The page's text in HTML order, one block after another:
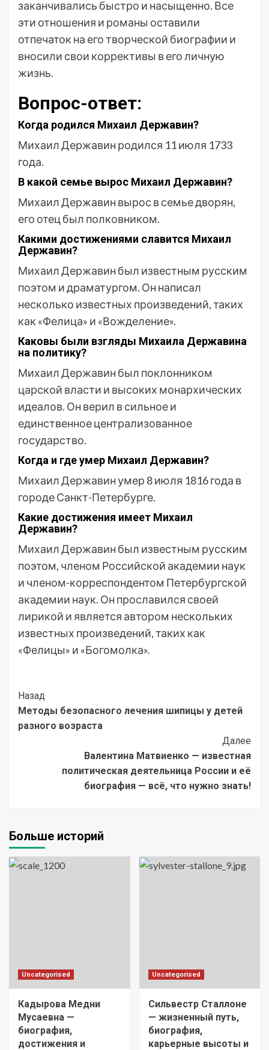
заканчивались быстро и насыщенно. Все
эти отношения и романы оставили
отпечаток на его творческой биографии и
вносили свои коррективы в его личную
жизнь.
Вопрос-ответ:
Когда родился Михаил Державин?
Михаил Державин родился 11 июля 1733
года.
В какой семье вырос Михаил Державин?
Михаил Державин вырос в семье дворян,
его отец был полковником.
Какими достижениями славится Михаил
Державин?
Михаил Державин был известным русским
поэтом и драматургом. Он написал
несколько известных произведений, таких
как «Фелица» и «Вожделение».
Каковы были взгляды Михаила Державина
на политику?
Михаил Державин был поклонником
царской власти и высоких монархических
идеалов. Он верил в сильное и
единственное централизованное
государство.
Когда и где умер Михаил Державин?
Михаил Державин умер 8 июля 1816 года в
городе Санкт-Петербурге.
Какие достижения имеет Михаил
Державин?
Михаил Державин был известным русским
поэтом, членом Российской академии наук
и членом-корреспондентом Петербургской
академии наук. Он прославился своей
лирикой и является автором нескольких
известных произведений, таких как
«Фелицы» и «Богомолка».
Post
Navigation
Назад
Методы безопасного лечения шипицы у детей
разного возраста
Далее
Валентина Матвиенко — известная
политическая деятельница России и её
биография — всё, что нужно знать!
Больше историй
Uncategorised
Кадырова Медни
Мусаевна —
биография,
достижения и
Uncategorised
Сильвестр Сталлоне
— жизненный путь,
биография,
карьерные высоты и